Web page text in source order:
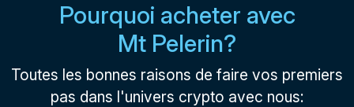
Pourquoi acheter avec
Mt Pelerin?
Toutes les bonnes raisons de faire vos premiers
pas dans l'univers crypto avec nous: